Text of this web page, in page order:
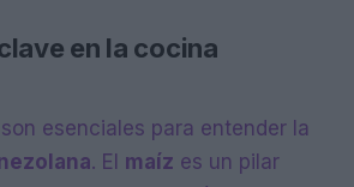
en la cocina
esenciales para entender la
. El maíz es un pilar